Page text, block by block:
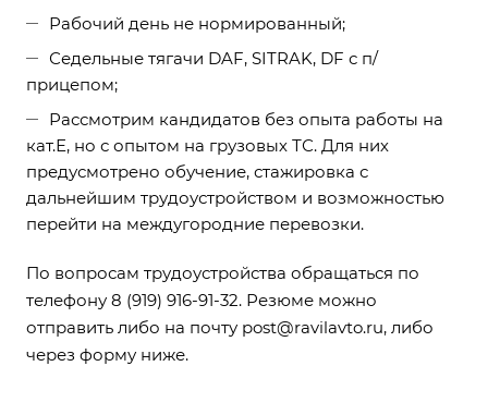
Рабочий день не нормированный;
Седельные тягачи DAF, SITRAK, DF с п/
прицепом;
Рассмотрим кандидатов без опыта работы на
кат.Е, но с опытом на грузовых ТС. Для них
предусмотрено обучение, стажировка с
дальнейшим трудоустройством и возможностью
перейти на междугородние перевозки.
По вопросам трудоустройства обращаться по
телефону 8 (919) 916-91-32. Резюме можно
отправить либо на почту post@ravilavto.ru, либо
через форму ниже.